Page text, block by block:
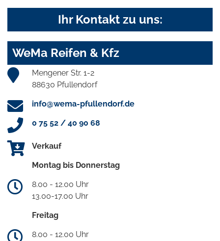
Ihr Kontakt zu uns:
WeMa Reifen & Kfz
Mengener Str. 1-2
88630 Pfullendorf
info@wema-pfullendorf.de
0 75 52 / 40 90 68
Verkauf
Montag bis Donnerstag
8.00 - 12.00 Uhr
13.00-17.00 Uhr
Freitag
8.00 - 12.00 Uhr